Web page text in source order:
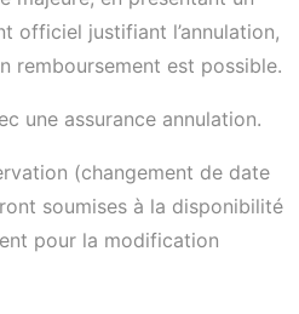
officiel justifiant l’annulation,
remboursement est possible.
une assurance annulation.
(changement de date
soumises à la disponibilité
pour la modification